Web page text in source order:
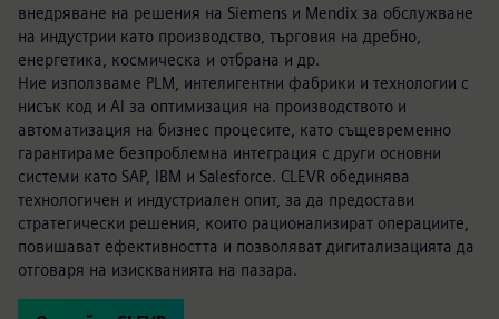
внедряване на решения на Siemens и Mendix за обслужване
на индустрии като производство, търговия на дребно,
енергетика, космическа и отбрана и др.
Ние използваме PLM, интелигентни фабрики и технологии с
нисък код и AI за оптимизация на производството и
автоматизация на бизнес процесите, като същевременно
гарантираме безпроблемна интеграция с други основни
системи като SAP, IBM и Salesforce. CLEVR обединява
технологичен и индустриален опит, за да предостави
стратегически решения, които рационализират операциите,
повишават ефективността и позволяват дигитализацията да
отговаря на изискванията на пазара.